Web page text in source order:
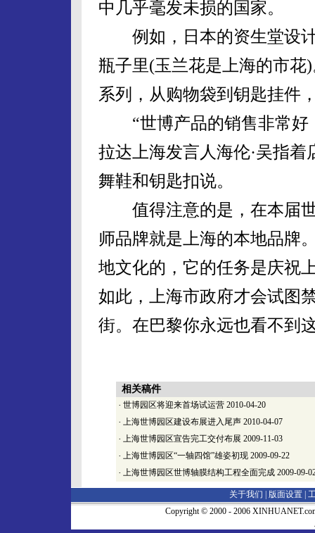
中几乎毫发未损的国家。
例如，日本的资生堂设计
瓶子里(玉兰花是上海的市花
系列，从购物袋到钥匙挂
“世博产品的销售非常好
拉达上海发言人海伦·吴指
舞鞋和钥匙扣说。
值得注意的是，在本届世
师品牌就是上海的本地品牌
地文化的，它的任务是庆祝
如此，上海市政府才会试图
街。在巴黎你永远也看不到
相关稿件
· 世博园区将迎来首场试运营 2010-04-20
· 上海世博园区建设布展进入尾声 2010-04-07
· 上海世博园区宣告完工交付布展 2009-11-03
· 上海世博园区“一轴四馆”雄姿初现 2009-09-22
· 上海世博园区世博轴膜结构工程全面完成 2009-09-
关于我们 | 版面设置
Copyright © 2000 - 2006